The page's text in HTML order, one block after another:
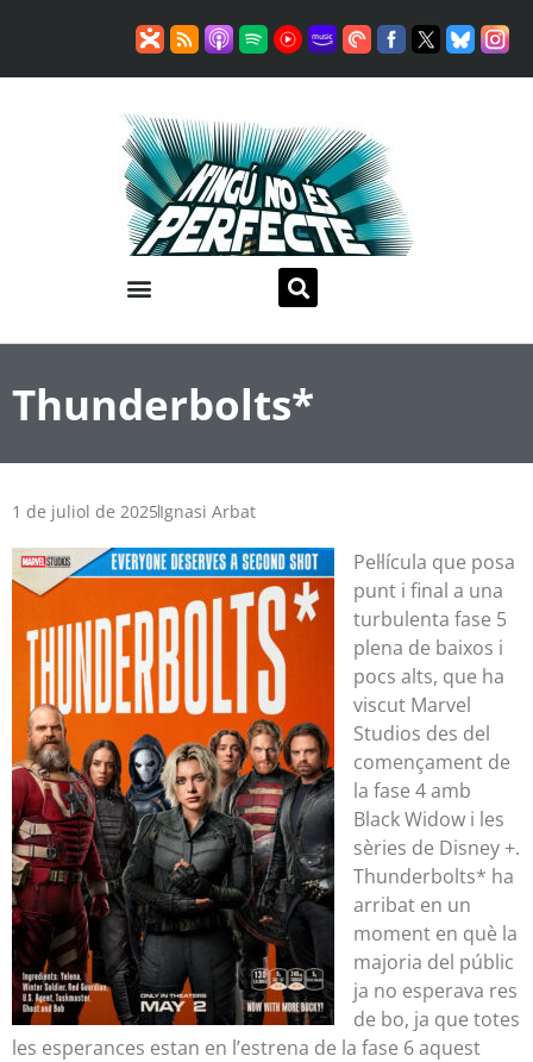
Thunderbolts*
1 de juliol de 2025Ignasi Arbat
Pel·lícula que posa
punt i final a una
turbulenta fase 5
plena de baixos i
pocs alts, que ha
viscut Marvel
Studios des del
començament de
la fase 4 amb
Black Widow i les
sèries de Disney +.
Thunderbolts* ha
arribat en un
moment en què la
majoria del públic
ja no esperava res
de bo, ja que totes
les esperances estan en l’estrena de la fase 6 aquest